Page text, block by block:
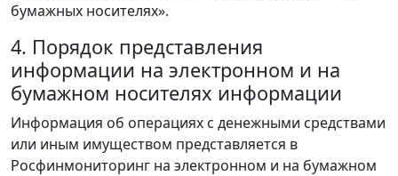
бумажных носителях».
4. Порядок представления
информации на электронном и на
бумажном носителях информации
Информация об операциях с денежными средствами
или иным имуществом представляется в
Росфинмониторинг на электронном и на бумажном